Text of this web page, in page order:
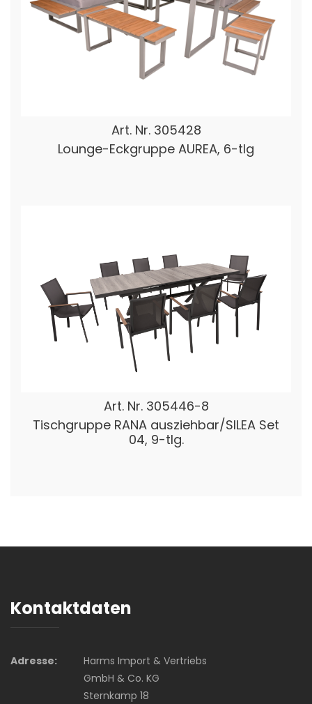
Art. Nr. 305428
Lounge-Eckgruppe AUREA, 6-tlg
Art. Nr. 305446-8
Tischgruppe RANA ausziehbar/SILEA Set
04, 9-tlg.
Kontaktdaten
Adresse:
Harms Import & Vertriebs
GmbH & Co. KG
Sternkamp 18